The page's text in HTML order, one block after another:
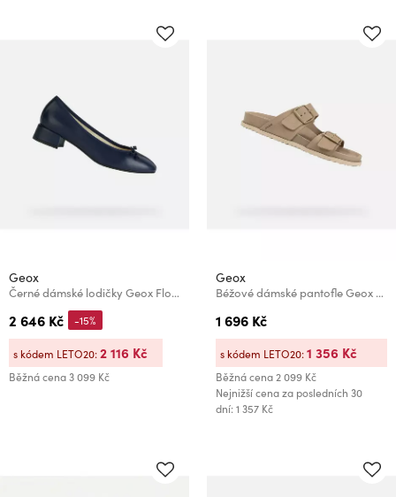
Geox
Černé dámské lodičky Geox Floretia
2 646 Kč
Běžná cena3 099 Kč
-15%
s kódem LETO20:2 116 Kč
Geox
Béžové dámské pantofle Geox Sandybett
1 696 Kč
Běžná cena2 099 Kč
Nejnižší cena za posledních 30
dní: 1 357 Kč
s kódem LETO20:1 356 Kč